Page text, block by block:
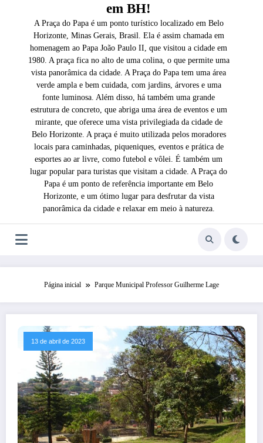
em BH!
A Praça do Papa é um ponto turístico localizado em Belo
Horizonte, Minas Gerais, Brasil. Ela é assim chamada em
homenagem ao Papa João Paulo II, que visitou a cidade em
1980. A praça fica no alto de uma colina, o que permite uma
vista panorâmica da cidade. A Praça do Papa tem uma área
verde ampla e bem cuidada, com jardins, árvores e uma
fonte luminosa. Além disso, há também uma grande
estrutura de concreto, que abriga uma área de eventos e um
mirante, que oferece uma vista privilegiada da cidade de
Belo Horizonte. A praça é muito utilizada pelos moradores
locais para caminhadas, piqueniques, eventos e prática de
esportes ao ar livre, como futebol e vôlei. É também um
lugar popular para turistas que visitam a cidade. A Praça do
Papa é um ponto de referência importante em Belo
Horizonte, e um ótimo lugar para desfrutar da vista
panorâmica da cidade e relaxar em meio à natureza.
Página inicial Parque Municipal Professor Guilherme Lage
13 de abril de 2023